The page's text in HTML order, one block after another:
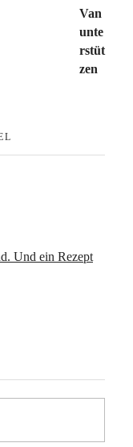
Und ein Rezept